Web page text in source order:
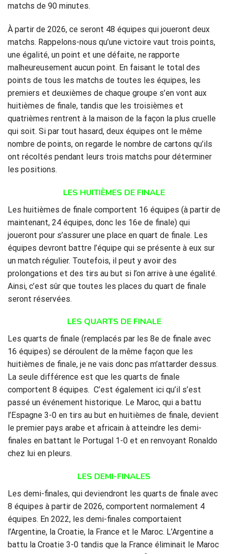
matchs de 90 minutes.
À partir de 2026, ce seront 48 équipes qui joueront deux
matchs. Rappelons-nous qu’une victoire vaut trois points,
une égalité, un point et une défaite, ne rapporte
malheureusement aucun point. En faisant le total des
points de tous les matchs de toutes les équipes, les
premiers et deuxièmes de chaque groupe s’en vont aux
huitièmes de finale, tandis que les troisièmes et
quatrièmes rentrent à la maison de la façon la plus cruelle
qui soit. Si par tout hasard, deux équipes ont le même
nombre de points, on regarde le nombre de cartons qu’ils
ont récoltés pendant leurs trois matchs pour déterminer
les positions.
LES HUITIÈMES DE FINALE
Les huitièmes de finale comportent 16 équipes (à partir de
maintenant, 24 équipes, donc les 16e de finale) qui
joueront pour s’assurer une place en quart de finale. Les
équipes devront battre l’équipe qui se présente à eux sur
un match régulier. Toutefois, il peut y avoir des
prolongations et des tirs au but si l’on arrive à une égalité.
Ainsi, c’est sûr que toutes les places du quart de finale
seront réservées.
LES QUARTS DE FINALE
Les quarts de finale (remplacés par les 8e de finale avec
16 équipes) se déroulent de la même façon que les
huitièmes de finale, je ne vais donc pas m’attarder dessus.
La seule différence est que les quarts de finale
comportent 8 équipes. C’est également ici qu’il s’est
passé un événement historique. Le Maroc, qui a battu
l’Espagne 3-0 en tirs au but en huitièmes de finale, devient
le premier pays arabe et africain à atteindre les demi-
finales en battant le Portugal 1-0 et en renvoyant Ronaldo
chez lui en pleurs.
LES DEMI-FINALES
Les demi-finales, qui deviendront les quarts de finale avec
8 équipes à partir de 2026, comportent normalement 4
équipes. En 2022, les demi-finales comportaient
l’Argentine, la Croatie, la France et le Maroc. L’Argentine a
battu la Croatie 3-0 tandis que la France éliminait le Maroc